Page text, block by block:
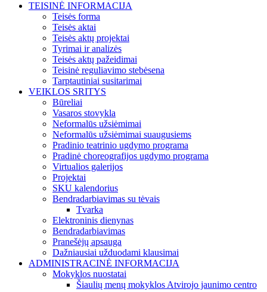
TEISINĖ INFORMACIJA
Teisės forma
Teisės aktai
Teisės aktų projektai
Tyrimai ir analizės
Teisės aktų pažeidimai
Teisinė reguliavimo stebėsena
Tarptautiniai susitarimai
VEIKLOS SRITYS
Būreliai
Vasaros stovykla
Neformalūs užsiėmimai
Neformalūs užsiėmimai suaugusiems
Pradinio teatrinio ugdymo programa
Pradinė choreografijos ugdymo programa
Virtualios galerijos
Projektai
SKU kalendorius
Bendradarbiavimas su tėvais
Tvarka
Elektroninis dienynas
Bendradarbiavimas
Pranešėjų apsauga
Dažniausiai užduodami klausimai
ADMINISTRACINĖ INFORMACIJA
Mokyklos nuostatai
Šiaulių menų mokyklos Atvirojo jaunimo centro